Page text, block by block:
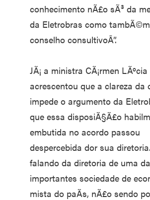
conhecimento nÃ£o sÃ³ da
da Eletrobras como
conselho consultivoÂ”.
JÃ¡ a ministra CÃ¡rmen LÃºcia
acrescentou que a clareza da
impede o argumento da
que essa disposiÃ§Ã£o
embutida no acordo passou
despercebida dor sua
falando da diretoria de uma
importantes sociedade de
mista do paÃ­s, nÃ£o sendo